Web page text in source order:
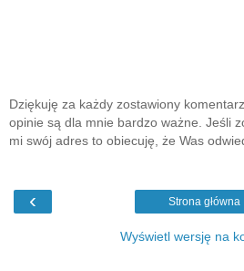
Dziękuję za każdy zostawiony
opinie są dla mnie bardzo ważne. Jeśli
mi swój adres to obiecuję, że Was
‹ Strona główna
Wyświetl wersję na